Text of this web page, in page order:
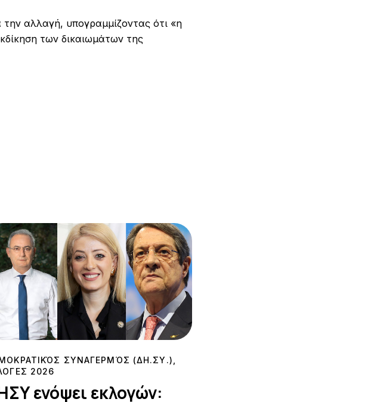
αλλαγή, υπογραμμίζοντας ότι «η
των δικαιωμάτων της
ΣΥΝΑΓΕΡΜΌΣ (ΔΗ.ΣΥ.)
2026
ενόψει εκλογών: